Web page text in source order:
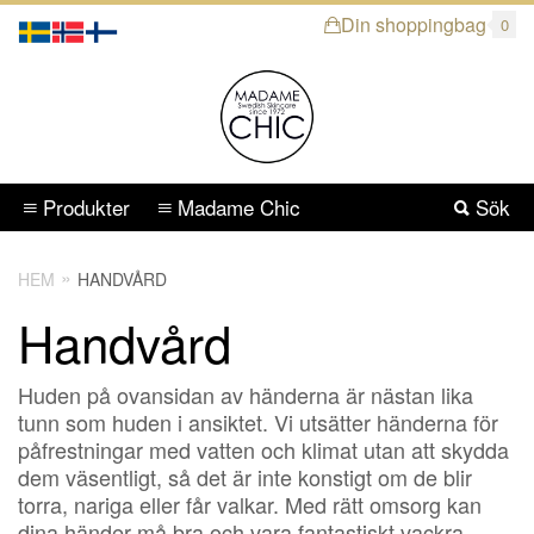
Din shoppingbag 0
Sök
Produkter Madame Chic
HEM HANDVÅRD
Handvård
Huden på ovansidan av händerna är nästan lika
tunn som huden i ansiktet. Vi utsätter händerna för
påfrestningar med vatten och klimat utan att skydda
dem väsentligt, så det är inte konstigt om de blir
torra, nariga eller får valkar. Med rätt omsorg kan